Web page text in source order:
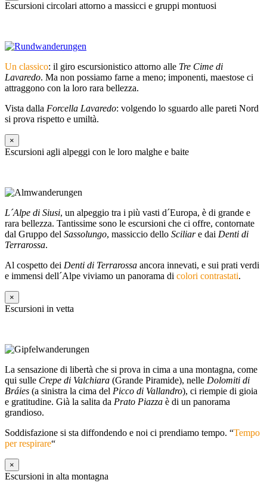
Escursioni circolari attorno a massicci e gruppi montuosi
Un classico: il giro escursionistico attorno alle Tre Cime di
Lavaredo. Ma non possiamo farne a meno; imponenti, maestose ci
attraggono con la loro rara bellezza.
Vista dalla Forcella Lavaredo: volgendo lo sguardo alle pareti Nord
si prova rispetto e umiltà.
×
Escursioni agli alpeggi con le loro malghe e baite
L´Alpe di Siusi, un alpeggio tra i più vasti d´Europa, è di grande e
rara bellezza. Tantissime sono le escursioni che ci offre, contornate
dal Gruppo del Sassolungo, massiccio dello Sciliare dai Denti di
Terrarossa.
Al cospetto dei Denti di Terrarossa ancora innevati, e sui prati verdi
e immensi dell´Alpe viviamo un panorama di colori contrastati.
×
Escursioni in vetta
La sensazione di libertà che si prova in cima a una montagna, come
qui sulle Crepe di Valchiara (Grande Piramide), nelle Dolomiti di
Bráies (a sinistra la cima del Picco di Vallandro), ci riempie di gioia
e gratitudine. Già la salita da Prato Piazza è di un panorama
grandioso.
Soddisfazione si sta diffondendo e noi ci prendiamo tempo. “Tempo
per respirare“
×
Escursioni in alta montagna